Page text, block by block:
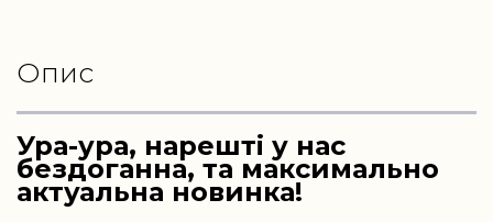
Опис
Ура-ура, нарешті у нас
бездоганна, та максимально
актуальна новинка!